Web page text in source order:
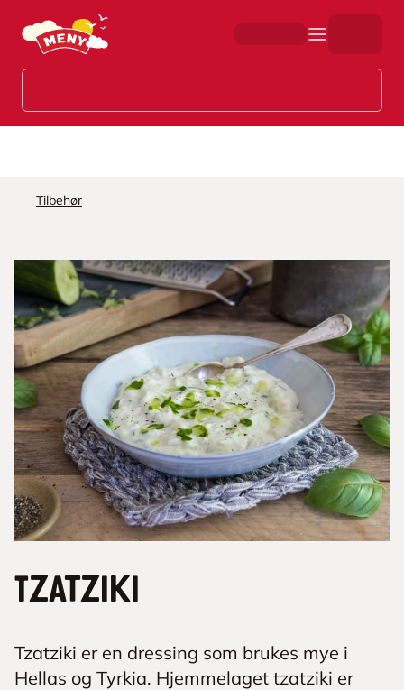
Hopp til hovedinnhold
Tilbehør
Tzatziki
Tzatziki er en dressing som brukes mye i
Hellas og Tyrkia. Hjemmelaget tzatziki er